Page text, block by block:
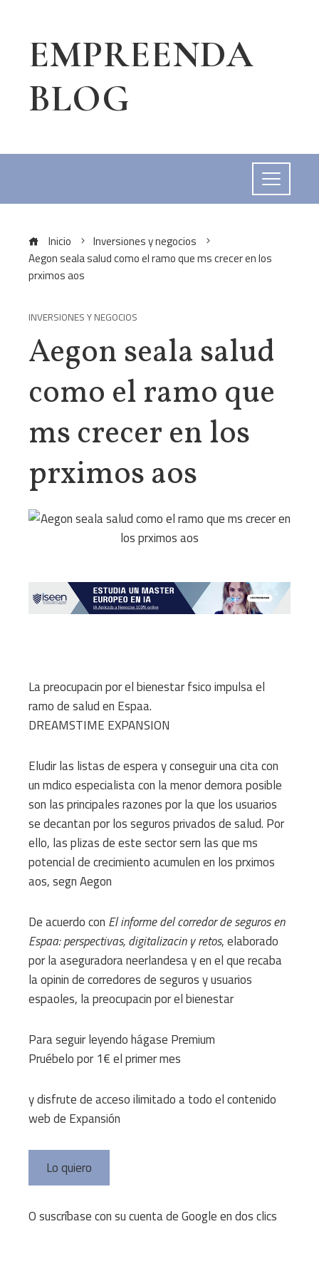
EMPREENDA
BLOG
Inicio
Inversiones y negocios
Aegon seala salud como el ramo que ms crecer en los
prximos aos
INVERSIONES Y NEGOCIOS
Aegon seala salud
como el ramo que
ms crecer en los
prximos aos
La preocupacin por el bienestar fsico impulsa el
ramo de salud en Espaa.
DREAMSTIME EXPANSION
Eludir las listas de espera y conseguir una cita con
un mdico especialista con la menor demora posible
son las principales razones por la que los usuarios
se decantan por los seguros privados de salud. Por
ello, las plizas de este sector sern las que ms
potencial de crecimiento acumulen en los prximos
aos, segn Aegon
De acuerdo con El informe del corredor de seguros en
Espaa: perspectivas, digitalizacin y retos, elaborado
por la aseguradora neerlandesa y en el que recaba
la opinin de corredores de seguros y usuarios
espaoles, la preocupacin por el bienestar
Para seguir leyendo hágase Premium
Pruébelo por 1€ el primer mes
y disfrute de acceso ilimitado a todo el contenido
web de Expansión
Lo quiero
O suscríbase con su cuenta de Google en dos clics